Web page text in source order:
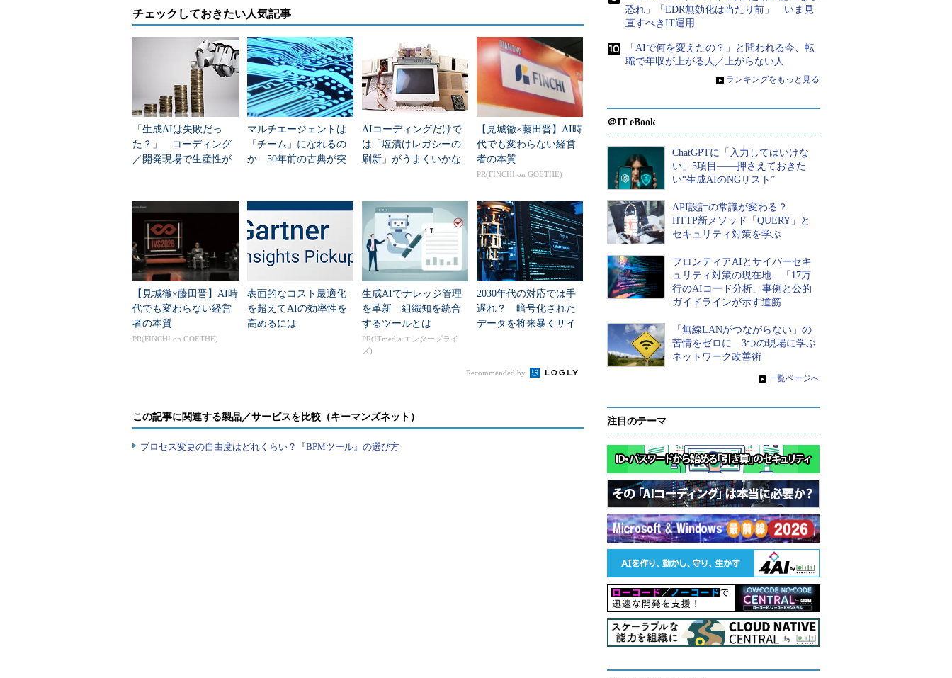
になるのである。
これは当然のことであろう。そもそも計画を立てる時点では、何をどのように作るか
も固まっておらず、全体が見通せない場合も多い。このような見えない状態で正確にい
くら必要になるかを導き出すことは困難である。しかし、見えないからといって精度の
低い見積りではプロジェクトが予算超過に陥る恐れがある。即ち、計画時点の精度はプ
ロジェクトの成功に大きく影響するのである。
いい換えれば、全体を見通すことができれば、精度の高い見積もりが可能になり、プ
それではどうすれば全体を見通せるようになるのか。実践的な勘所についてケースス
タディを通じて紹介することにしよう。
経験を活用する
あなたの部署にはほぼ時を同じくして始まった2つのプロジェクトがある。
2つのプロジェクトはともに、WBS（Work Breakdown Structure）を定義し、プロジェク
トスケジュールを作成しながらコスト見積もりを行っている。2人のマネージャは、とも
にこれまで経験したことのない技術環境を用いるとのことでコストの見積りに頭を悩ま
矢見雲マネージャの発言
「困ったなあ。開発とテスト要員はどれくらい必要なのだろうか。必要なハードウェアもよ
チェックしておきたい人気記事
「生成AIは失敗だっ
た？」 コーディング
／開発現場で生産性が
マルチエージェントは
「チーム」になれるの
か 50年前の古典が突
AIコーディングだけで
は「塩漬けレガシーの
刷新」がうまくいかな
【見城徹×藤田晋】AI時
代でも変わらない経営
者の本質
PR(FINCHI on GOETHE)
【見城徹×藤田晋】AI時
代でも変わらない経営
者の本質
PR(FINCHI on GOETHE)
表面的なコスト最適化
を超えてAIの効率性を
高めるには
生成AIでナレッジ管理
を革新 組織知を統合
するツールとは
PR(ITmedia エンタープライ
ズ)
2030年代の対応では手
遅れ？ 暗号化された
データを将来暴くサイ
Recommended by
この記事に関連する製品／サービスを比較（キーマンズネット）
プロセス変更の自由度はどれくらい？『BPMツール』の選び方
恐れ」「EDR無効化は当たり前」 いま見
直すべきIT運用
「AIで何を変えたの？」と問われる今、転
職で年収が上がる人／上がらない人
» ランキングをもっと見る
＠IT eBook
ChatGPTに「入力してはいけな
い」5項目――押さえておきた
い“生成AIのNGリスト”
API設計の常識が変わる？
HTTP新メソッド「QUERY」と
セキュリティ対策を学ぶ
フロンティアAIとサイバーセキ
ュリティ対策の現在地 「17万
行のAIコード分析」事例と公的
ガイドラインが示す道筋
「無線LANがつながらない」の
苦情をゼロに 3つの現場に学ぶ
ネットワーク改善術
» 一覧ページへ
注目のテーマ